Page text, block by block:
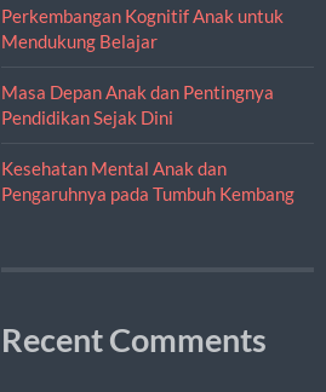
Perkembangan Kognitif Anak untuk
Mendukung Belajar
Masa Depan Anak dan Pentingnya
Pendidikan Sejak Dini
Kesehatan Mental Anak dan
Pengaruhnya pada Tumbuh Kembang
Recent Comments